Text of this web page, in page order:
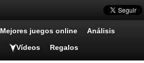
Mejores juegos online Análisis
Vídeos Regalos